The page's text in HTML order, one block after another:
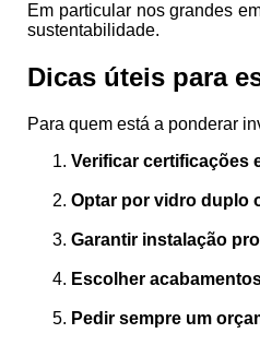
Em particular nos grandes
sustentabilidade.
Dicas úteis para
Para quem está a ponderar
Verificar certificações
Optar por vidro duplo
Garantir instalação
Escolher
Pedir sempre um